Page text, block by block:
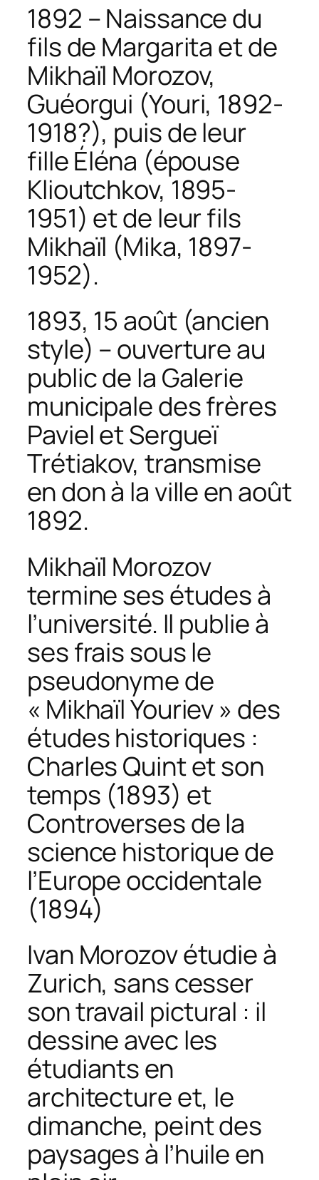
1892 – Naissance du
fils de Margarita et de
Mikhaïl Morozov,
Guéorgui (Youri, 1892-
1918?), puis de leur
fille Éléna (épouse
Klioutchkov, 1895-
1951) et de leur fils
Mikhaïl (Mika, 1897-
1952).
1893, 15 août (ancien
style) – ouverture au
public de la Galerie
municipale des frères
Paviel et Sergueï
Trétiakov, transmise
en don à la ville en août
1892.
Mikhaïl Morozov
termine ses études à
l’université. Il publie à
ses frais sous le
pseudonyme de
« Mikhaïl Youriev » des
études historiques :
Charles Quint et son
temps (1893) et
Controverses de la
science historique de
l’Europe occidentale
(1894)
Ivan Morozov étudie à
Zurich, sans cesser
son travail pictural : il
dessine avec les
étudiants en
architecture et, le
dimanche, peint des
paysages à l’huile en